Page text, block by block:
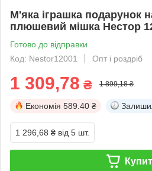
М'яка іграшка подарунок
плюшевий мішка Нестор
Готово до відправки
Код: Nestor12001
Опт і роздріб
1 309,78 ₴ 1 899,18 ₴
Економія 589.40 ₴
1 296,68 ₴ від 5 шт.